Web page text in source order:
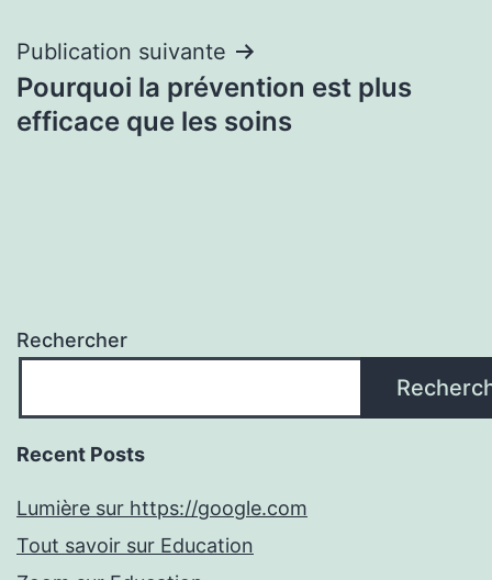
Publication suivante
Pourquoi la prévention est plus
efficace que les soins
Rechercher
Recent Posts
Lumière sur https://google.com
Tout savoir sur Education